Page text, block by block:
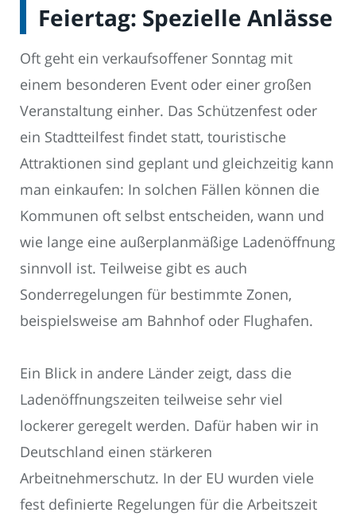
Feiertag: Spezielle Anlässe
Oft geht ein verkaufsoffener Sonntag mit
einem besonderen Event oder einer großen
Veranstaltung einher. Das Schützenfest oder
ein Stadtteilfest findet statt, touristische
Attraktionen sind geplant und gleichzeitig kann
man einkaufen: In solchen Fällen können die
Kommunen oft selbst entscheiden, wann und
wie lange eine außerplanmäßige Ladenöffnung
sinnvoll ist. Teilweise gibt es auch
Sonderregelungen für bestimmte Zonen,
beispielsweise am Bahnhof oder Flughafen.
Ein Blick in andere Länder zeigt, dass die
Ladenöffnungszeiten teilweise sehr viel
lockerer geregelt werden. Dafür haben wir in
Deutschland einen stärkeren
Arbeitnehmerschutz. In der EU wurden viele
fest definierte Regelungen für die Arbeitszeit